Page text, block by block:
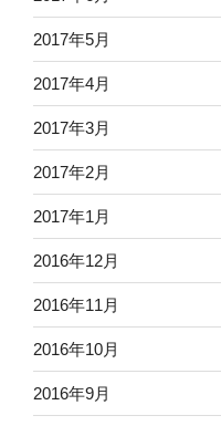
2017年5月
2017年4月
2017年3月
2017年2月
2017年1月
2016年12月
2016年11月
2016年10月
2016年9月